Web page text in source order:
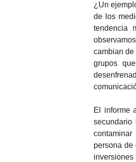
¿Un
de los
tendencia
cambian
grupos
El informe
secundario
persona de